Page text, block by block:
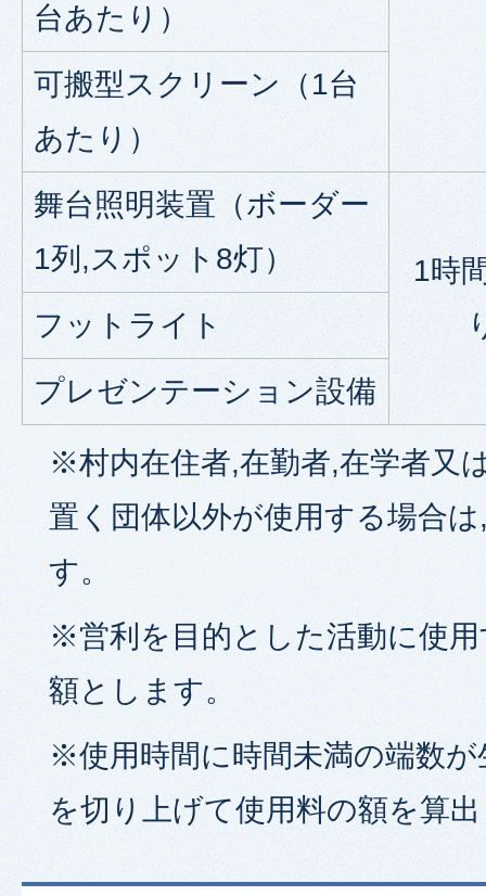
台あたり）
可搬型スクリーン（1台
あたり）
舞台照明装置（ボーダー
1列,スポット8灯）
1時
フットライト
プレゼンテーション設備
※村内在住者,在勤者,在学者又
置く団体以外が使用する場合
す。
※営利を目的とした活動に使
額とします。
※使用時間に時間未満の端数
を切り上げて使用料の額を算